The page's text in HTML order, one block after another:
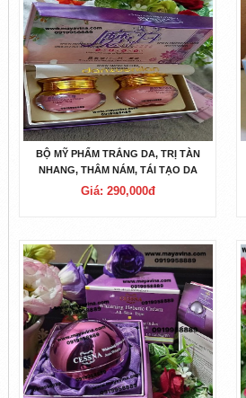
BỘ MỸ PHẨM TRẮNG DA, TRỊ TÀN
NHANG, THÂM NÁM, TÁI TẠO DA
HOÀNG CUNG DANXUENILAN HỒNG
Giá: 290,000đ